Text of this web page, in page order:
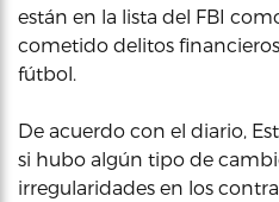
están en la lista del FBI
cometido delitos
fútbol.
De acuerdo con el diario,
si hubo algún tipo de
irregularidades en los